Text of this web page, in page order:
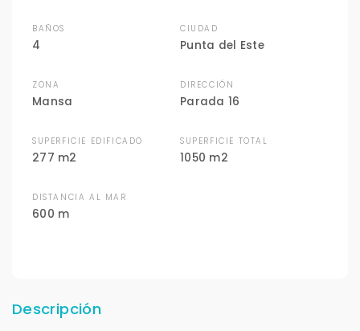
BAÑOS
4
CIUDAD
Punta del Este
ZONA
Mansa
DIRECCIÓN
Parada 16
SUPERFICIE EDIFICADO
277 m2
SUPERFICIE TOTAL
1050 m2
DISTANCIA AL MAR
600 m
Descripción